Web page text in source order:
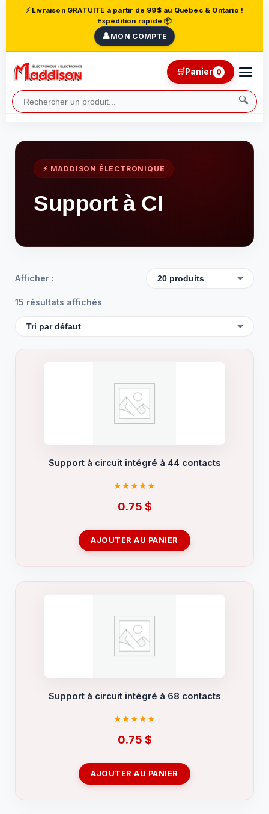
⚡ Livraison GRATUITE à partir de 99$ au Québec & Ontario !
Expédition rapide 📦
👤MON COMPTE
🔍
🛒Panier 0
⚡ MADDISON ÉLECTRONIQUE
Support à CI
Afficher :
15 résultats affichés
Support à circuit intégré à 44 contacts
0.75 $
AJOUTER AU PANIER
Support à circuit intégré à 68 contacts
0.75 $
AJOUTER AU PANIER